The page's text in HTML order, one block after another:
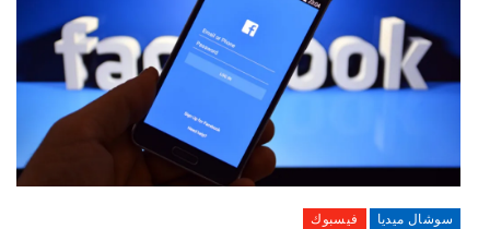
سوشال ميديا فيسبوك